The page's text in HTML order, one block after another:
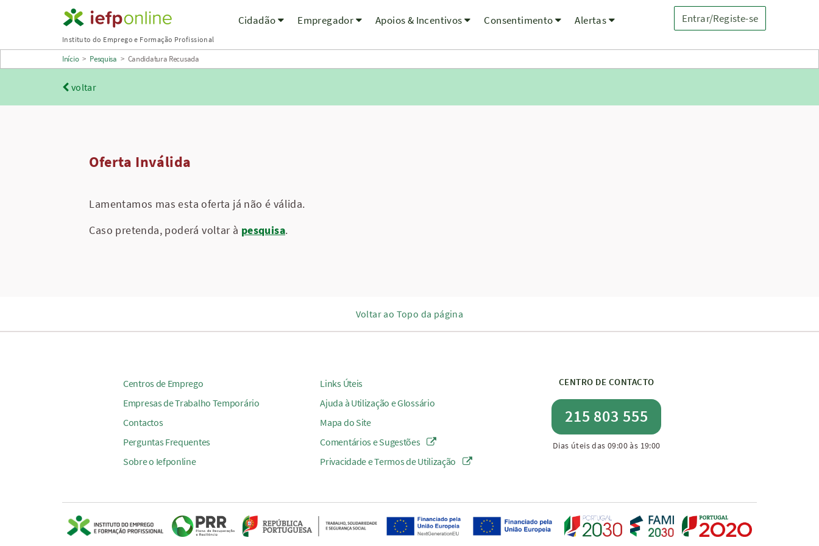
Instituto do Emprego e Formação Profissional
Entrar/Registe-se
Cidadão Empregador Apoios & Incentivos Consentimento Alertas
Início > Pesquisa > Candidatura Recusada
voltar
Oferta Inválida
Lamentamos mas esta oferta já não é válida.
Caso pretenda, poderá voltar à pesquisa.
Voltar ao Topo da página
Centros de Emprego
Empresas de Trabalho Temporário
Contactos
Perguntas Frequentes
Sobre o Iefponline
Links Úteis
Ajuda à Utilização e Glossário
Mapa do Site
Comentários e Sugestões
Privacidade e Termos de Utilização
CENTRO DE CONTACTO
215 803 555
Dias úteis das 09:00 às 19:00